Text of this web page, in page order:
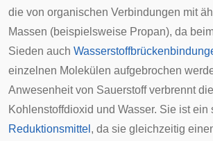
die von organischen Verbindungen mit
Massen (beispielsweise Propan), da
Sieden auch
einzelnen Molekülen aufgebrochen
Anwesenheit von Sauerstoff verbrennt
Kohlenstoffdioxid und Wasser. Sie ist ein
Reduktionsmittel , da sie gleichzeitig